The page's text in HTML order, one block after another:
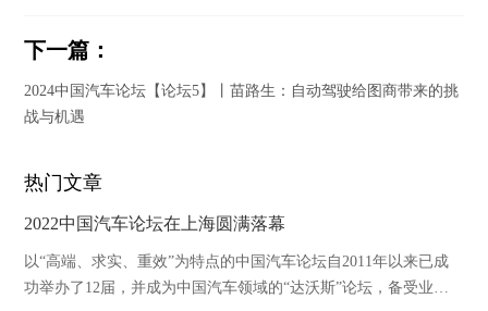
下一篇：
2024中国汽车论坛【论坛5】丨苗路生：自动驾驶给图商带来的挑
战与机遇
热门文章
2022中国汽车论坛在上海圆满落幕
以“高端、求实、重效”为特点的中国汽车论坛自2011年以来已成
功举办了12届，并成为中国汽车领域的“达沃斯”论坛，备受业内